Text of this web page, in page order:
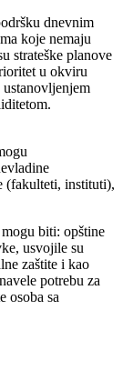
dnevnim
koje nemaju
strateške planove
u okviru
(fakulteti, instituti),
biti: opštine
usvojile su
zaštite i kao
potrebu za
osoba sa